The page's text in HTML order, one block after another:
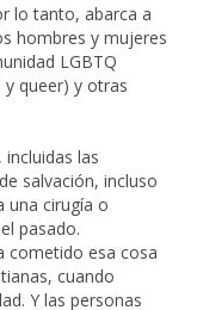
lo tanto, abarca a
hombres y mujeres
LGBTQ
y queer) y otras
las
salvación, incluso
una cirugía o
pasado.
cometido esa cosa
cuando
Y las personas